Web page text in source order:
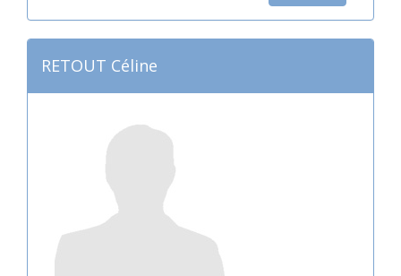
RETOUT Céline